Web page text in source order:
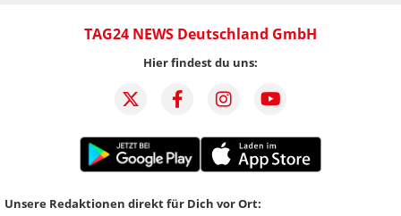
TAG24 NEWS Deutschland GmbH
Hier findest du uns:
Unsere Redaktionen direkt für Dich vor Ort: